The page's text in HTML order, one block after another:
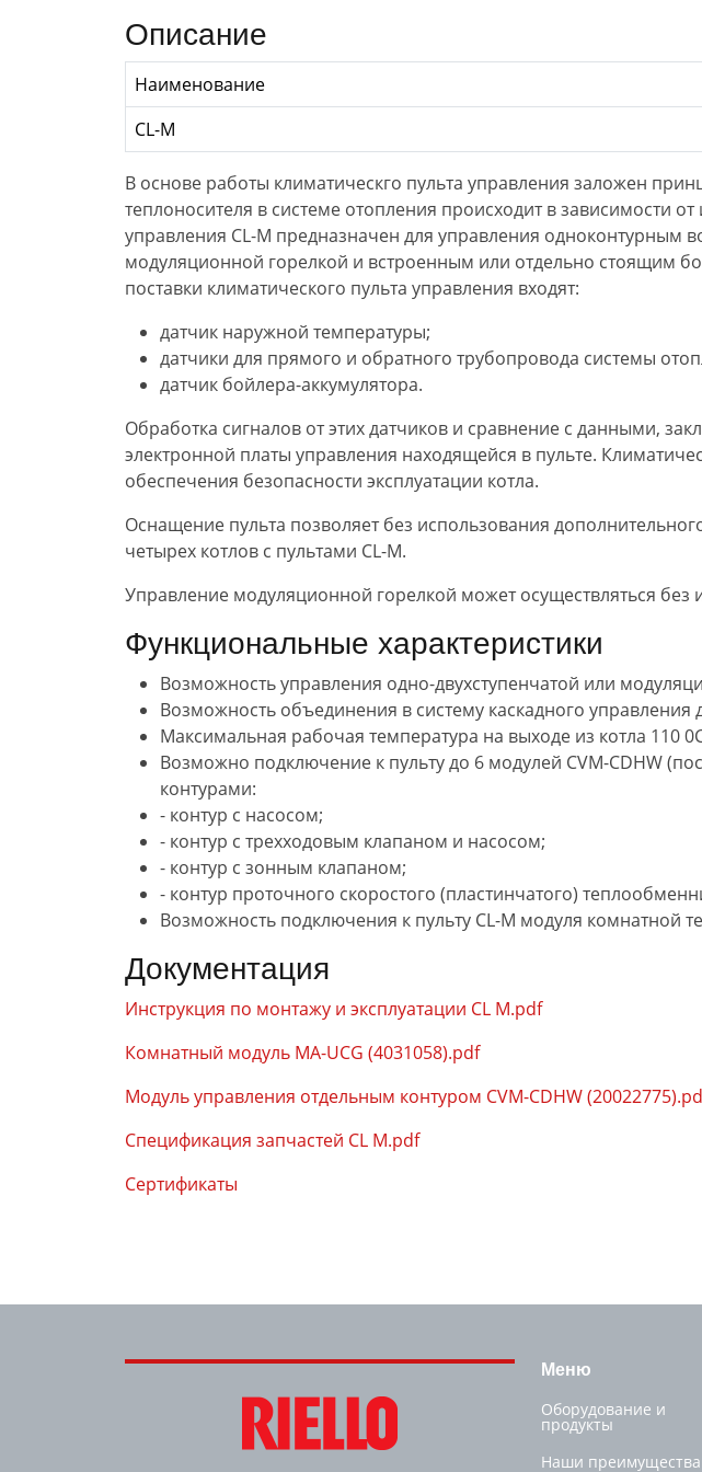
Описание
Наименование
CL-M
В основе работы климатическго пульта управления заложен
теплоносителя в системе отопления происходит в зависимости
управления CL-M предназначен для управления
модуляционной горелкой и встроенным или отдельно стоящим
поставки климатического пульта управления входят:
датчик наружной температуры;
датчики для прямого и обратного трубопровода системы
датчик бойлера-аккумулятора.
Обработка сигналов от этих датчиков и сравнение с данными,
электронной платы управления находящейся в пульте.
обеспечения безопасности эксплуатации котла.
Оснащение пульта позволяет без использования
четырех котлов с пультами CL-M.
Управление модуляционной горелкой может осуществляться
Функциональные характеристики
Возможность управления одно-двухступенчатой или
Возможность объединения в систему каскадного управления
Максимальная рабочая температура на выходе из котла 110
Возможно подключение к пульту до 6 модулей СVM-CDHW
контурами:
- контур с насосом;
- контур с трехходовым клапаном и насосом;
- контур с зонным клапаном;
- контур проточного скоростого (пластинчатого)
Возможность подключения к пульту CL-M модуля комнатной
Документация
Инструкция по монтажу и эксплуатации CL M.pdf
Комнатный модуль MA-UCG (4031058).pdf
Модуль управления отдельным контуром CVM-CDHW
Спецификация запчастей CL M.pdf
Сертификаты
Меню
Оборудование и
продукты
Наши преимущества